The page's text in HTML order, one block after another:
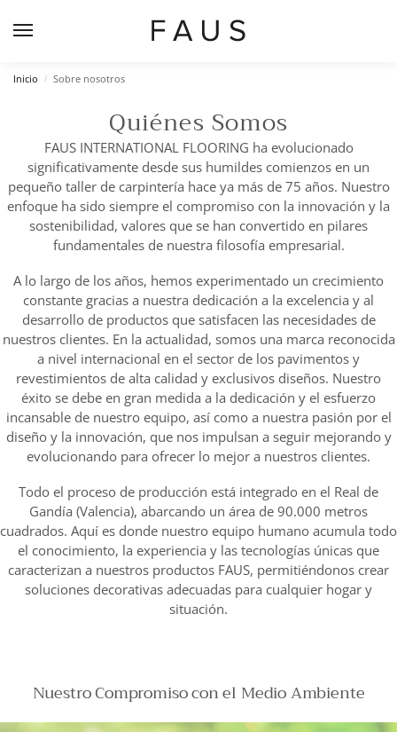
Inicio / Sobre nosotros
Quiénes Somos
FAUS INTERNATIONAL FLOORING ha evolucionado
significativamente desde sus humildes comienzos en un
pequeño taller de carpintería hace ya más de 75 años. Nuestro
enfoque ha sido siempre el compromiso con la innovación y la
sostenibilidad, valores que se han convertido en pilares
fundamentales de nuestra filosofía empresarial.
A lo largo de los años, hemos experimentado un crecimiento
constante gracias a nuestra dedicación a la excelencia y al
desarrollo de productos que satisfacen las necesidades de
nuestros clientes. En la actualidad, somos una marca reconocida
a nivel internacional en el sector de los pavimentos y
revestimientos de alta calidad y exclusivos diseños. Nuestro
éxito se debe en gran medida a la dedicación y el esfuerzo
incansable de nuestro equipo, así como a nuestra pasión por el
diseño y la innovación, que nos impulsan a seguir mejorando y
evolucionando para ofrecer lo mejor a nuestros clientes.
Todo el proceso de producción está integrado en el Real de
Gandía (Valencia), abarcando un área de 90.000 metros
cuadrados. Aquí es donde nuestro equipo humano acumula todo
el conocimiento, la experiencia y las tecnologías únicas que
caracterizan a nuestros productos FAUS, permitiéndonos crear
soluciones decorativas adecuadas para cualquier hogar y
situación.
Nuestro Compromiso con el Medio Ambiente